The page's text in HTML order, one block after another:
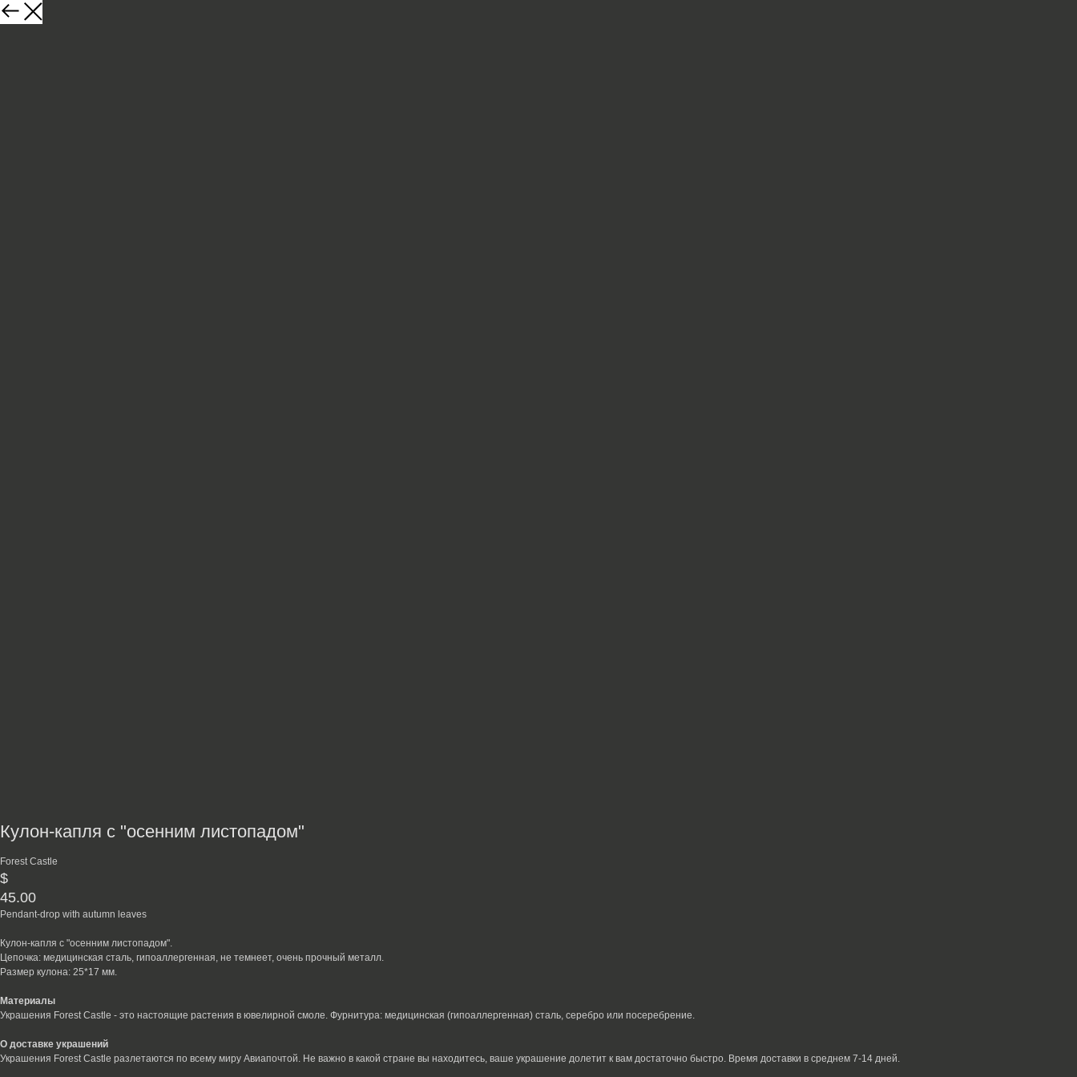
Кулон-капля с "осенним листопадом"
Forest Castle
$
45.00
Pendant-drop with autumn leaves
Кулон-капля с "осенним листопадом".
Цепочка: медицинская сталь, гипоаллергенная, не темнеет, очень прочный металл.
Размер кулона: 25*17 мм.
Материалы
Украшения Forest Castle - это настоящие растения в ювелирной смоле. Фурнитура: медицинская (гипоаллергенная) сталь, серебро или посеребрение.
О доставке украшений
Украшения Forest Castle разлетаются по всему миру Авиапочтой. Не важно в какой стране вы находитесь, ваше украшение долетит к вам достаточно быстро. Время доставки в среднем 7-14 дней.